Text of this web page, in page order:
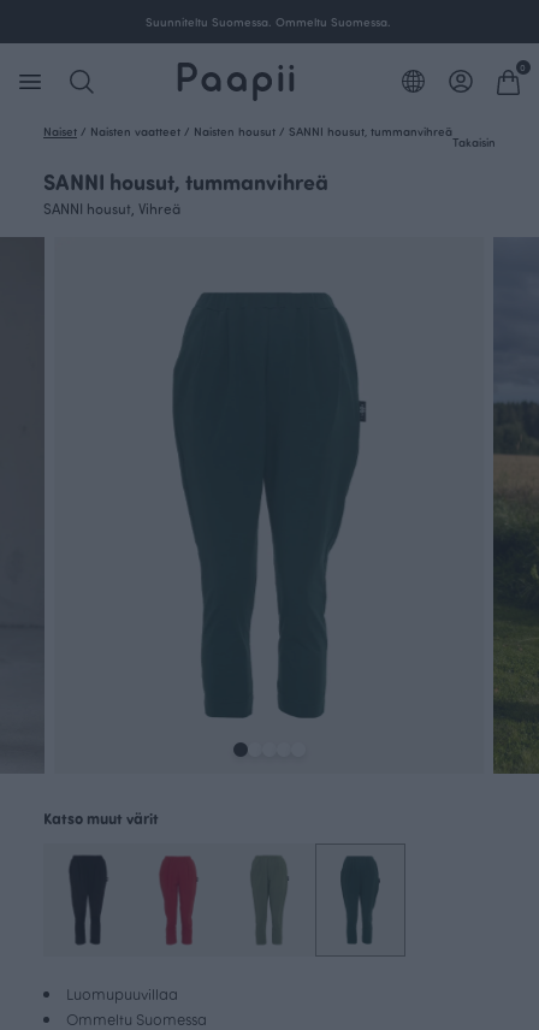
Suunniteltu Suomessa. Ommeltu Suomessa.
0
Naiset / Naisten vaatteet / Naisten housut / SANNI housut, tummanvihreä
Takaisin
SANNI housut, tummanvihreä
SANNI housut, Vihreä
Luomupuuvillaa
Ommeltu Suomessa
Katso muut värit